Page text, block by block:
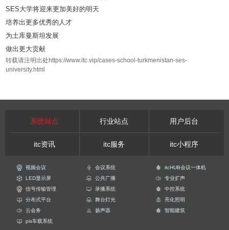
SES大学将迎来更加美好的明天
培养出更多优秀的人才
为土库曼斯坦发展
做出更大贡献
转载请注明出处https://www.itc.vip/cases-school-turkmenistan-ses-
university.html
系统站点 行业站点 用户后台
itc资讯 itc服务 itc小程序
视频会议 会议系统
itcHUB会议一体机
LED显示屏
公共广播
专业扩声
信号传输管理
录播系统
中控系统
分布式平台
舞台灯光
亮化照明
云会务
扬声器
智能建筑
pis车载系统